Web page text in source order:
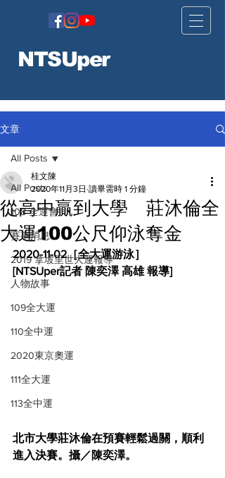
NTSUper
文章
All Posts
108 全運會
賽事消息
2019 拿坡里世大運報導
人物故事
109全大運
110全中運
2020東京奧運
111全大運
113全中運
All Posts
從高中贏到大學 莊沐倫全
大運100公尺仰泳奪金
桂文陳
2020年11月3日 讀畢需時 1 分鐘
2020-11-02［全大運游泳］
[NTSUper記者 陳奕澤 高雄 報導]
北市大學莊沐倫在預賽輕鬆過關，順利
進入決賽。攝／陳奕澤。